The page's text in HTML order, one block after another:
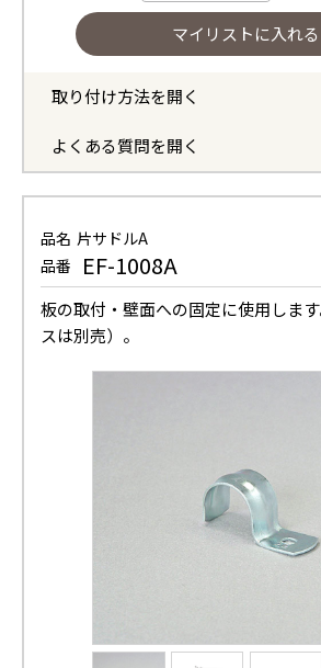
取り付け方法を開く
よくある質問を開く
品名 片サドルA
品番
EF-1008A
板の取付・壁面への固定に使用しま
スは別売）。